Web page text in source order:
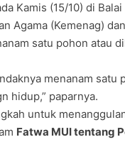
Kamis (15/10) di
Agama (Kemenag)
satu pohon atau
menanam satu
hidup,” paparnya.
untuk
Fatwa MUI tentang